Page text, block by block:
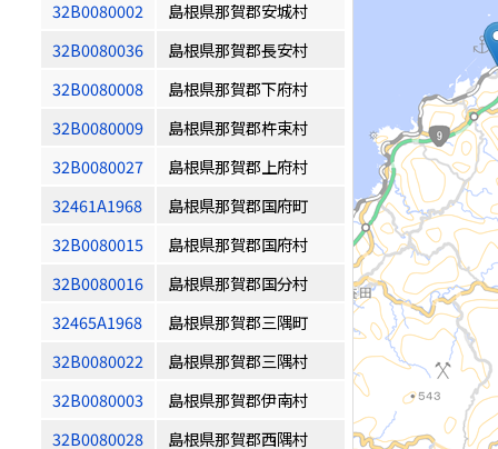
32B0080002
島根県那賀郡安城村
32B0080036
島根県那賀郡長安村
32B0080008
島根県那賀郡下府村
32B0080009
島根県那賀郡杵束村
32B0080027
島根県那賀郡上府村
32461A1968
島根県那賀郡国府町
32B0080015
島根県那賀郡国府村
32B0080016
島根県那賀郡国分村
32465A1968
島根県那賀郡三隅町
32B0080022
島根県那賀郡三隅村
32B0080003
島根県那賀郡伊南村
32B0080028
島根県那賀郡西隅村